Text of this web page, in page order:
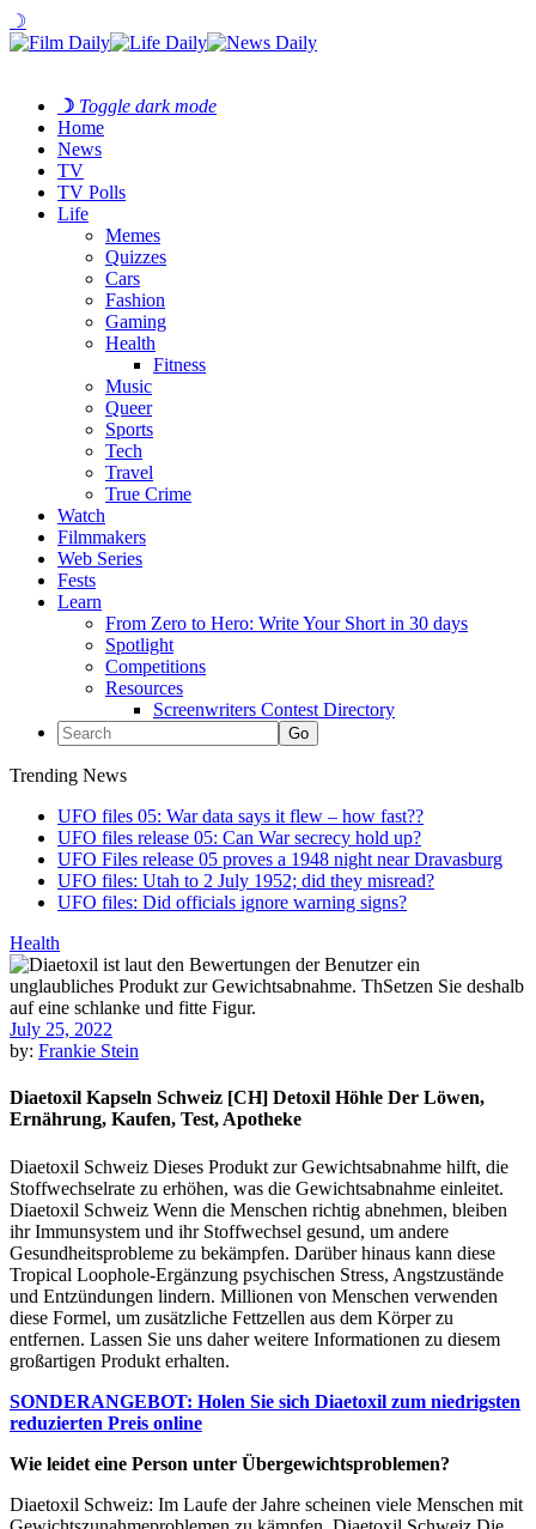
☽
☽ Toggle dark mode
Home
News
TV
TV Polls
Life
Memes
Quizzes
Cars
Fashion
Gaming
Health
Fitness
Music
Queer
Sports
Tech
Travel
True Crime
Watch
Filmmakers
Web Series
Fests
Learn
From Zero to Hero: Write Your Short in 30 days
Spotlight
Competitions
Resources
Screenwriters Contest Directory
Trending News
UFO files 05: War data says it flew – how fast??
UFO files release 05: Can War secrecy hold up?
UFO Files release 05 proves a 1948 night near Dravasburg
UFO files: Utah to 2 July 1952; did they misread?
UFO files: Did officials ignore warning signs?
Health
July 25, 2022
by: Frankie Stein
Diaetoxil Kapseln Schweiz [CH] Detoxil Höhle Der Löwen,
Ernährung, Kaufen, Test, Apotheke
Diaetoxil Schweiz Dieses Produkt zur Gewichtsabnahme hilft, die
Stoffwechselrate zu erhöhen, was die Gewichtsabnahme einleitet.
Diaetoxil Schweiz Wenn die Menschen richtig abnehmen, bleiben
ihr Immunsystem und ihr Stoffwechsel gesund, um andere
Gesundheitsprobleme zu bekämpfen. Darüber hinaus kann diese
Tropical Loophole-Ergänzung psychischen Stress, Angstzustände
und Entzündungen lindern. Millionen von Menschen verwenden
diese Formel, um zusätzliche Fettzellen aus dem Körper zu
entfernen. Lassen Sie uns daher weitere Informationen zu diesem
großartigen Produkt erhalten.
SONDERANGEBOT: Holen Sie sich Diaetoxil zum niedrigsten
reduzierten Preis online
Wie leidet eine Person unter Übergewichtsproblemen?
Diaetoxil Schweiz: Im Laufe der Jahre scheinen viele Menschen mit